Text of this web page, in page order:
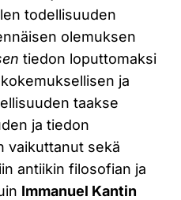
todellisuuden
olemuksen
tiedon loputtomaksi
ja
taakse
ja tiedon
vaikuttanut sekä
antiikin filosofian ja
Immanuel Kantin